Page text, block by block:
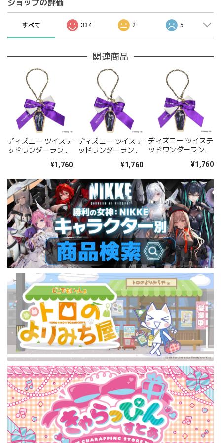
ショップの評価
すべて 334 2 5
関連商品
ディズニー ツイステ
ッドワンダーランド
ム アズール・アーシ
¥1,760
ディズニー ツイステ
ッドワンダーランド
ム ジェイド・リーチ
¥1,760
ディズニー ツイステ
ッドワンダーランド
ム フロイド・リーチ
¥1,760